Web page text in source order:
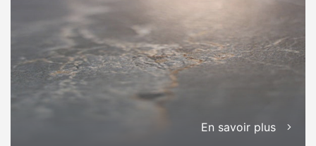
En savoir plus